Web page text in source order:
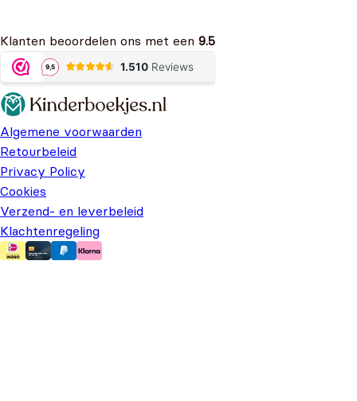
Klanten beoordelen ons met een 9.5
Algemene voorwaarden
Retourbeleid
Privacy Policy
Cookies
Verzend- en leverbeleid
Klachtenregeling